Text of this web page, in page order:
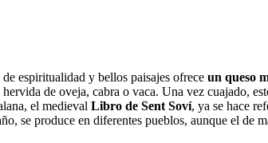
espiritualidad y bellos paisajes ofrece un queso
de oveja, cabra o vaca. Una vez cuajado,
el medieval Libro de Sent Soví, ya se hace
se produce en diferentes pueblos, aunque el de